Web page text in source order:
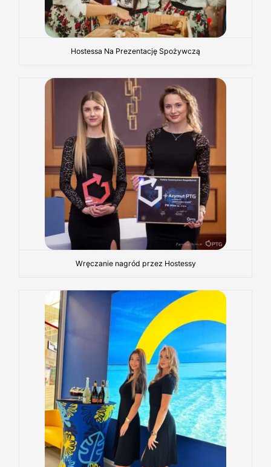
Hostessa Na Prezentację Spożywczą
Wręczanie nagród przez Hostessy